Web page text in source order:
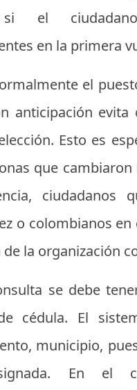
si el
en la primera
el
anticipación evita
Esto es
que
ciudadanos
o colombianos
la organización
se debe
cédula. El
municipio,
En el